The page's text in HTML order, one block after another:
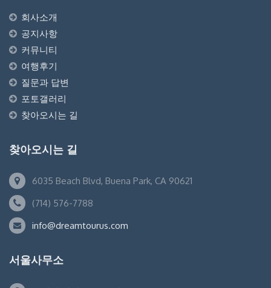
회사소개
공지사항
커뮤니티
여행후기
질문과 답변
포토갤러리
찾아오시는 길
찾아오시는 길
6035 Beach Blvd, Buena Park, CA 90621
(714) 576-7788
info@dreamtourus.com
서울사무소